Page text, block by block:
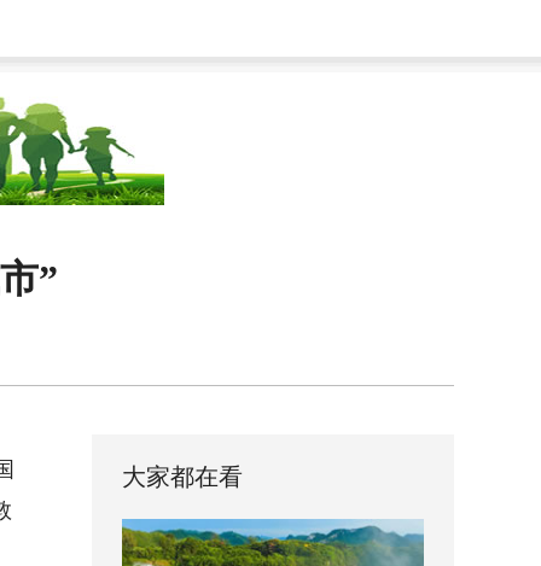
”
大家都在看